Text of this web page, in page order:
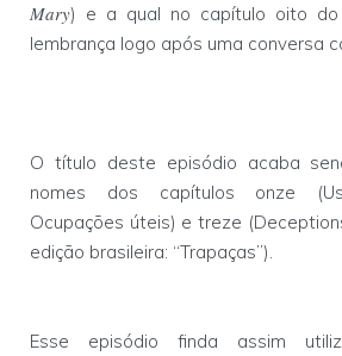
Mary) e a qual no capítulo oito do
lembrança logo após uma conversa
O título deste episódio acaba
nomes dos capítulos onze
Ocupações úteis) e treze
edição brasileira: “Trapaças”).
Esse episódio finda assim